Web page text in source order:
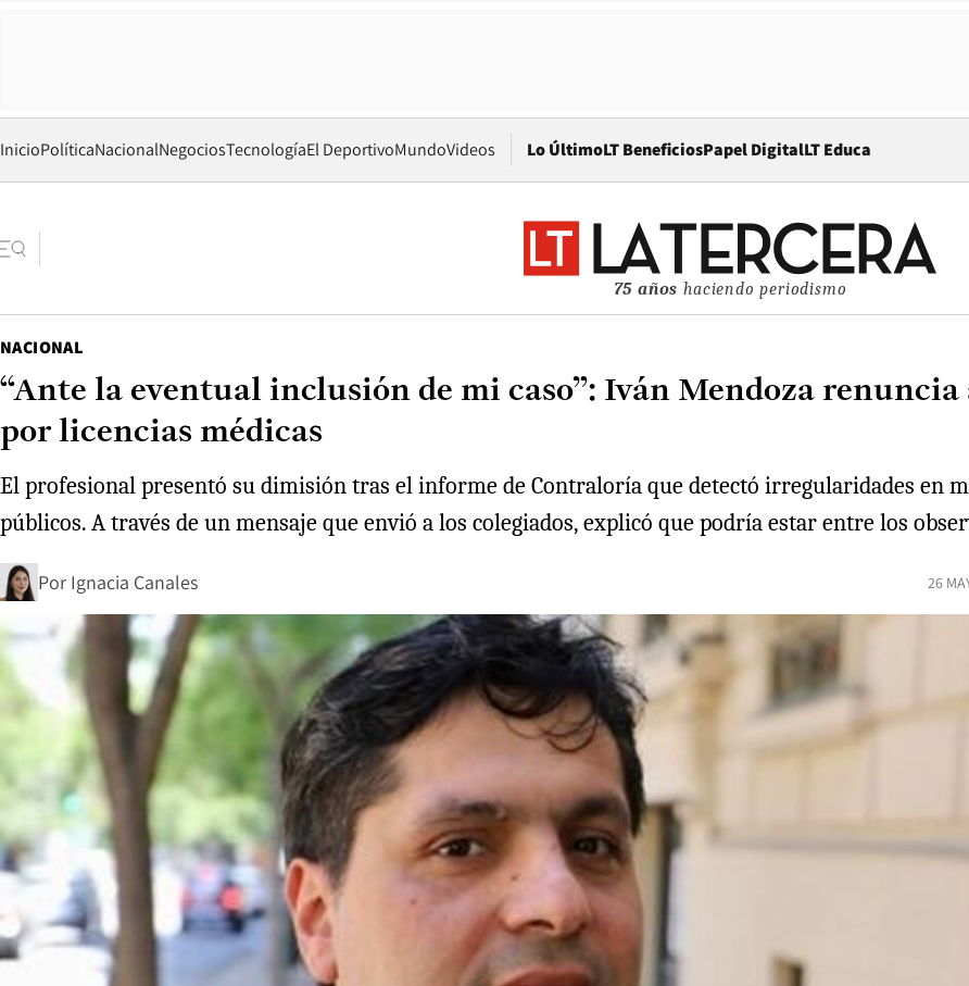
InicioPolíticaNacionalNegociosTecnologíaEl DeportivoMundoVideos Lo ÚltimoLT BeneficiosPapel DigitalOpens in new window
LT Educa
75 años haciendo periodismo
NACIONAL
“Ante la eventual inclusión de mi caso”: Iván Mendoza
por licencias médicas
El profesional presentó su dimisión tras el informe de Contraloría que detectó irregularidades en
públicos. A través de un mensaje que envió a los colegiados, explicó que podría estar entre los
Por Ignacia Canales 26